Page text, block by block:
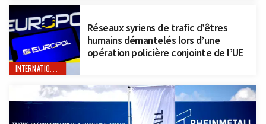
INTERNATIONAL
Réseaux syriens de trafic d’êtres
humains démantelés lors d’une
opération policière conjointe de l’UE